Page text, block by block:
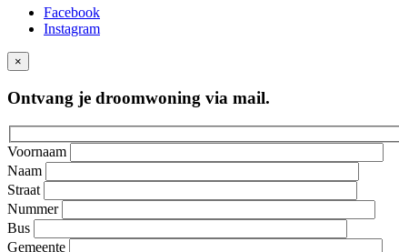
Facebook
Instagram
×
Ontvang je droomwoning via mail.
Voornaam
Naam
Straat
Nummer
Bus
Gemeente